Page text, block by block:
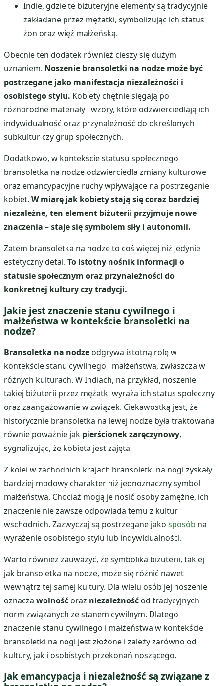
Indie, gdzie te biżuteryjne elementy są tradycyjnie
zakładane przez mężatki, symbolizując ich status
żon oraz więź małżeńską.
Obecnie ten dodatek również cieszy się dużym
uznaniem. Noszenie bransoletki na nodze może być
postrzegane jako manifestacja niezależności i
osobistego stylu. Kobiety chętnie sięgają po
różnorodne materiały i wzory, które odzwierciedlają ich
indywidualność oraz przynależność do określonych
subkultur czy grup społecznych.
Dodatkowo, w kontekście statusu społecznego
bransoletka na nodze odzwierciedla zmiany kulturowe
oraz emancypacyjne ruchy wpływające na postrzeganie
kobiet. W miarę jak kobiety stają się coraz bardziej
niezależne, ten element biżuterii przyjmuje nowe
znaczenia – staje się symbolem siły i autonomii.
Zatem bransoletka na nodze to coś więcej niż jedynie
estetyczny detal. To istotny nośnik informacji o
statusie społecznym oraz przynależności do
konkretnej kultury czy tradycji.
Jakie jest znaczenie stanu cywilnego i
małżeństwa w kontekście bransoletki na
nodze?
Bransoletka na nodze odgrywa istotną rolę w
kontekście stanu cywilnego i małżeństwa, zwłaszcza w
różnych kulturach. W Indiach, na przykład, noszenie
takiej biżuterii przez mężatki wyraża ich status społeczny
oraz zaangażowanie w związek. Ciekawostką jest, że
historycznie bransoletka na lewej nodze była traktowana
równie poważnie jak pierścionek zaręczynowy,
sygnalizując, że kobieta jest zajęta.
Z kolei w zachodnich krajach bransoletki na nogi zyskały
bardziej modowy charakter niż jednoznaczny symbol
małżeństwa. Chociaż mogą je nosić osoby zamężne, ich
znaczenie nie zawsze odpowiada temu z kultur
wschodnich. Zazwyczaj są postrzegane jako sposób na
wyrażenie osobistego stylu lub indywidualności.
Warto również zauważyć, że symbolika biżuterii, takiej
jak bransoletka na nodze, może się różnić nawet
wewnątrz tej samej kultury. Dla wielu osób jej noszenie
oznacza wolność oraz niezależność od tradycyjnych
norm związanych ze stanem cywilnym. Dlatego
znaczenie stanu cywilnego i małżeństwa w kontekście
bransoletki na nogi jest złożone i zależy zarówno od
kultury, jak i osobistych przekonań noszącego.
Jak emancypacja i niezależność są związane z